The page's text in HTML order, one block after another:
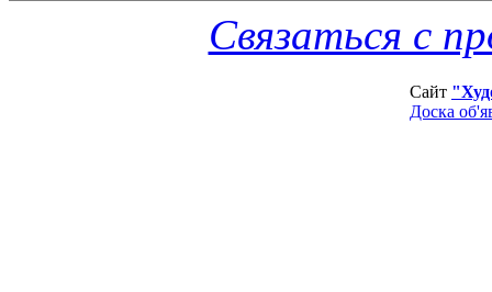
Связаться с
Сайт
Доска